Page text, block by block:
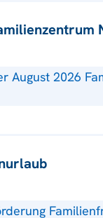
August 2026